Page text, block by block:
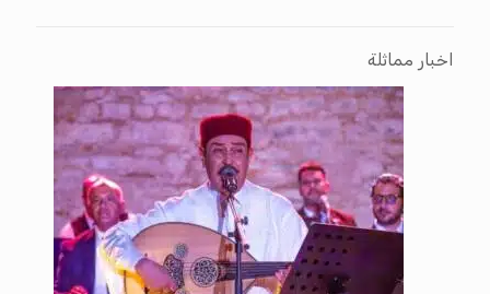
اخبار مماثلة